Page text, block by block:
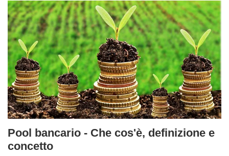
Pool bancario - Che cos'è, definizione e
concetto